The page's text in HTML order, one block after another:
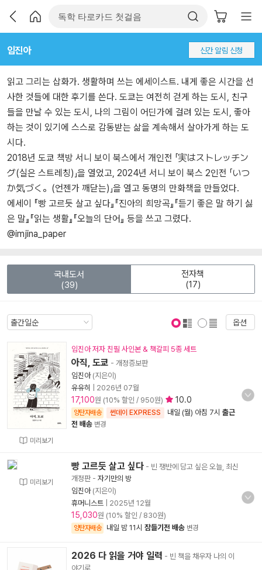
임진아 신간 알림 신청
읽고 그리는 삽화가. 생활하며 쓰는 에세이스트. 내게 좋은 시간을 선
사한 것들에 대한 후기를 쓴다. 도쿄는 여전히 걷게 하는 도시, 친구
들을 만날 수 있는 도시, 나의 그림이 어딘가에 걸려 있는 도시, 좋아
하는 것이 있기에 스스로 감동받는 삶을 계속해서 살아가게 하는 도
시다.
2018년 도쿄 책방 서니 보이 북스에서 개인전 「実はストレッチン
グ(실은 스트레칭)」을 열었고, 2024년 서니 보이 북스 2인전 「いつ
か気づく。(언젠가 깨닫는)」을 열고 동명의 만화책을 만들었다.
에세이 『빵 고르듯 살고 싶다』『진아의 희망곡』『듣기 좋은 말 하기 싫
은 말』『읽는 생활』『오늘의 단어』 등을 쓰고 그렸다.
@imjina_paper
국내도서
(39)
전자책
(17)
옵션
미리보기
임진아 저자 친필 사인본 & 책갈피 5종 세트
아직, 도쿄 - 개정증보판
임진아(지은이)
유유히
2026년 07월
17,100원 (10% 할인 / 950원) 10.0
양탄자배송 썬데이 EXPRESS 내일 (월) 아침 7시 출근
전 배송 변경
미리보기
빵 고르듯 살고 싶다 - 빈 쟁반에 담고 싶은 오늘, 최신
개정판- 자기만의 방
임진아(지은이)
휴머니스트
2025년 12월
15,030원 (10% 할인 / 830원)
양탄자배송 내일 밤 11시 잠들기전 배송 변경
2026 다 읽을 거야 일력 - 빈 책을 채우자 나의 이
야기로